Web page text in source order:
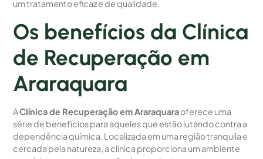
um tratamento eficaz e de qualidade.
Os benefícios da Clínica
de Recuperação em
Araraquara
AClínica de Recuperação em Araraquaraoferece uma
série de benefícios para aqueles que estão lutando contra a
dependência química. Localizada em uma região tranquila e
cercada pela natureza, a clínica proporciona um ambiente